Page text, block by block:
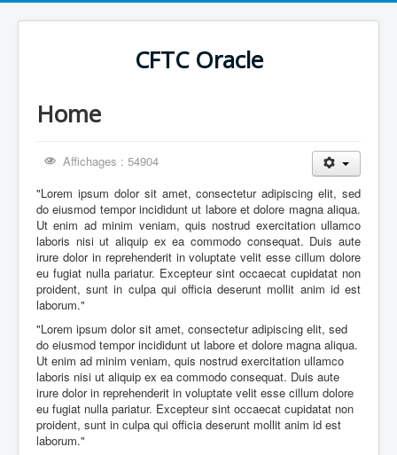
CFTC Oracle
Home
Affichages : 54904
"Lorem ipsum dolor sit amet, consectetur adipiscing elit, sed
do eiusmod tempor incididunt ut labore et dolore magna aliqua.
Ut enim ad minim veniam, quis nostrud exercitation ullamco
laboris nisi ut aliquip ex ea commodo consequat. Duis aute
irure dolor in reprehenderit in voluptate velit esse cillum dolore
eu fugiat nulla pariatur. Excepteur sint occaecat cupidatat non
proident, sunt in culpa qui officia deserunt mollit anim id est
laborum."
"Lorem ipsum dolor sit amet, consectetur adipiscing elit, sed
do eiusmod tempor incididunt ut labore et dolore magna aliqua.
Ut enim ad minim veniam, quis nostrud exercitation ullamco
laboris nisi ut aliquip ex ea commodo consequat. Duis aute
irure dolor in reprehenderit in voluptate velit esse cillum dolore
eu fugiat nulla pariatur. Excepteur sint occaecat cupidatat non
proident, sunt in culpa qui officia deserunt mollit anim id est
laborum."